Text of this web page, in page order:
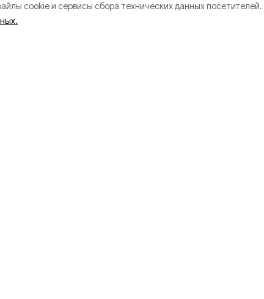
cookie и сервисы сбора технических данных посетителей.